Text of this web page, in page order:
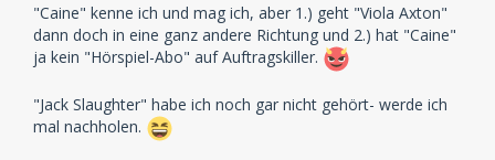
"Caine" kenne ich und mag ich, aber 1.) geht "Viola Axton"
dann doch in eine ganz andere Richtung und 2.) hat "Caine"
ja kein "Hörspiel-Abo" auf Auftragskiller.
"Jack Slaughter" habe ich noch gar nicht gehört- werde ich
mal nachholen.